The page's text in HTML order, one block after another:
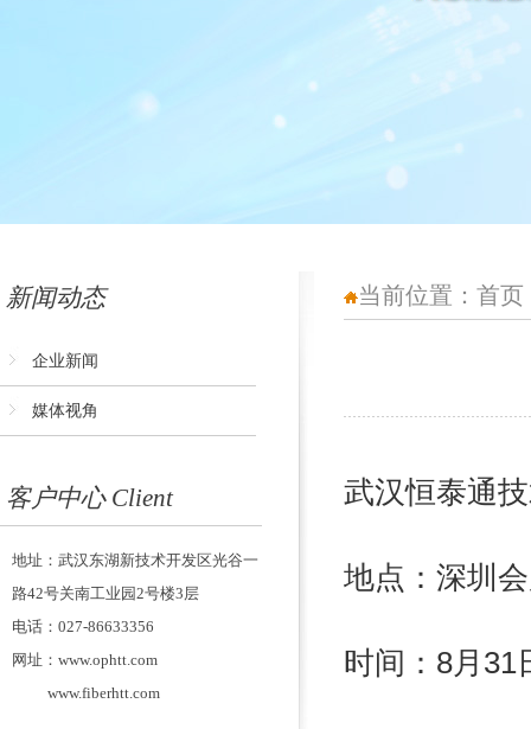
新闻动态
企业新闻
媒体视角
客户中心 Client
地址：武汉东湖新技术开发区光谷一
路42号关南工业园2号楼3层
电话：027-86633356
网址：www.ophtt.com
www.fiberhtt.com
当前位置： 首页
武汉恒泰通
地点：深圳
时间：8月31